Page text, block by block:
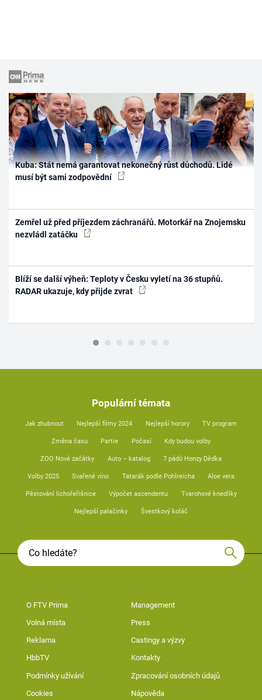
Kuba: Stát nemá garantovat nekonečný růst důchodů. Lidé
musí být sami zodpovědní
Zemřel už před příjezdem záchranářů. Motorkář na Znojemsku
nezvládl zatáčku
Blíží se další výheň: Teploty v Česku vyletí na 36 stupňů.
RADAR ukazuje, kdy přijde zvrat
Populární témata
Jak zhubnout Nejlepší filmy 2024 Nejlepší horory TV program
Změna času Partie Počasí Kdy budou volby
ZOO Nové začátky Auto – katalog 7 pádů Honzy Dědka
Volby 2025 Svařené víno Tatarák podle Pohlreicha Aloe vera
Pěstování lichořeřišnice Výpočet ascendentu Tvarohové knedlíky
Nejlepší palačinky Švestkový koláč
O FTV Prima Management
Volná místa Press
Reklama Castingy a výzvy
HbbTV Kontakty
Podmínky užívání Zpracování osobních údajů
Cookies Nápověda